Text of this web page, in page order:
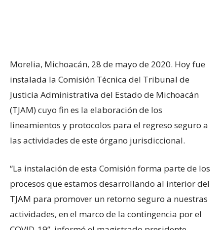
Morelia, Michoacán, 28 de mayo de 2020. Hoy fue
instalada la Comisión Técnica del Tribunal de
Justicia Administrativa del Estado de Michoacán
(TJAM) cuyo fin es la elaboración de los
lineamientos y protocolos para el regreso seguro a
las actividades de este órgano jurisdiccional.
“La instalación de esta Comisión forma parte de los
procesos que estamos desarrollando al interior del
TJAM para promover un retorno seguro a nuestras
actividades, en el marco de la contingencia por el